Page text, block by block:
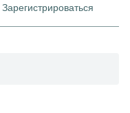
Зарегистрироваться